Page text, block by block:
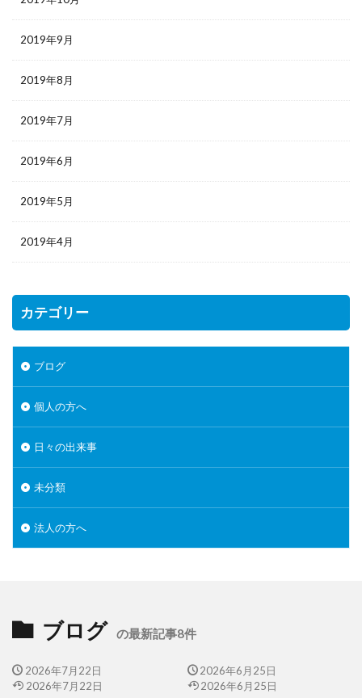
2019年9月
2019年8月
2019年7月
2019年6月
2019年5月
2019年4月
カテゴリー
ブログ
個人の方へ
日々の出来事
未分類
法人の方へ
ブログ の最新記事8件
2026年7月22日
2026年7月22日
2026年6月25日
2026年6月25日